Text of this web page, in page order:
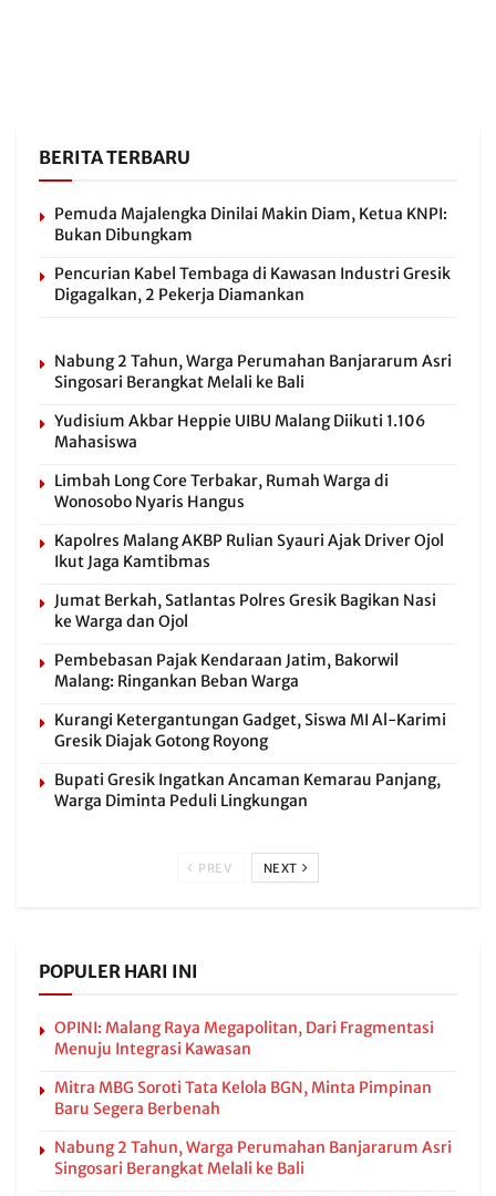
BERITA TERBARU
Pemuda Majalengka Dinilai Makin Diam, Ketua KNPI:
Bukan Dibungkam
Pencurian Kabel Tembaga di Kawasan Industri Gresik
Digagalkan, 2 Pekerja Diamankan
Nabung 2 Tahun, Warga Perumahan Banjararum Asri
Singosari Berangkat Melali ke Bali
Yudisium Akbar Heppie UIBU Malang Diikuti 1.106
Mahasiswa
Limbah Long Core Terbakar, Rumah Warga di
Wonosobo Nyaris Hangus
Kapolres Malang AKBP Rulian Syauri Ajak Driver Ojol
Ikut Jaga Kamtibmas
Jumat Berkah, Satlantas Polres Gresik Bagikan Nasi
ke Warga dan Ojol
Pembebasan Pajak Kendaraan Jatim, Bakorwil
Malang: Ringankan Beban Warga
Kurangi Ketergantungan Gadget, Siswa MI Al-Karimi
Gresik Diajak Gotong Royong
Bupati Gresik Ingatkan Ancaman Kemarau Panjang,
Warga Diminta Peduli Lingkungan
PREV NEXT
POPULER HARI INI
OPINI: Malang Raya Megapolitan, Dari Fragmentasi
Menuju Integrasi Kawasan
Mitra MBG Soroti Tata Kelola BGN, Minta Pimpinan
Baru Segera Berbenah
Nabung 2 Tahun, Warga Perumahan Banjararum Asri
Singosari Berangkat Melali ke Bali